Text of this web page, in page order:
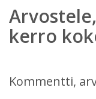
kerro
Kommentti,